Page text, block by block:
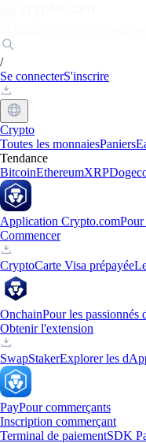
/
Se connecterS'inscrire
Crypto
Toutes les monnaiesPaniers
Tendance
BitcoinEthereumXRP
Application Crypto.comPour
Commencer
CryptoCarte Visa prépayée
OnchainPour les passionnés
Obtenir l'extension
SwapStakerExplorer les
PayPour commerçants
Inscription commerçant
Terminal de paiementSDK